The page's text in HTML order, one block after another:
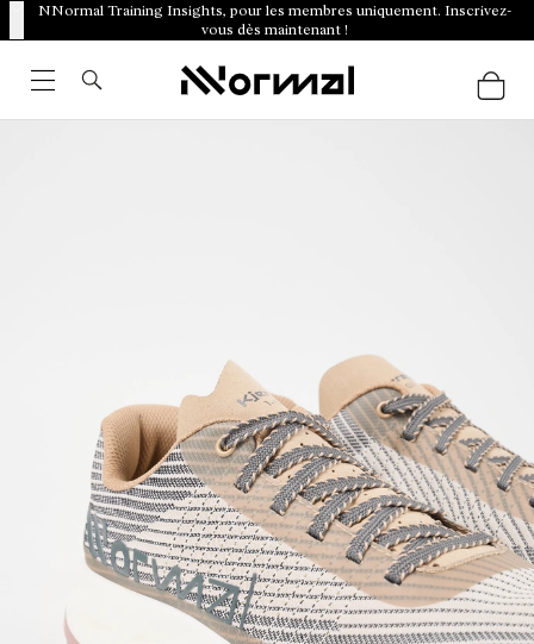
NNormal Training Insights, pour les membres uniquement. Inscrivez-
vous dès maintenant !